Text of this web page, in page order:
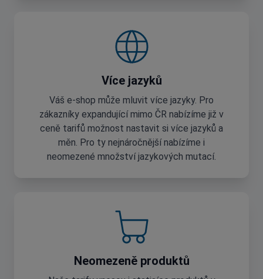
Více jazyků
Váš e-shop může mluvit více jazyky. Pro
zákazníky expandující mimo ČR nabízíme již v
ceně tarifů možnost nastavit si více jazyků a
měn. Pro ty nejnáročnější nabízíme i
neomezené množství jazykových mutací.
Neomezeně produktů